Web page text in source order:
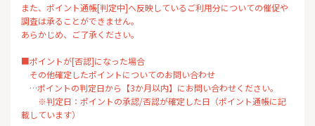
また、ポイント通帳[判定中]へ反映しているご利用分についての催促や
調査は承ることができません。
あらかじめ、ご了承ください。
■ポイントが[否認]になった場合
その他確定したポイントについてのお問い合わせ
…ポイントの判定日から【3か月以内】にお問い合わせください。
※判定日：ポイントの承認/否認が確定した日（ポイント通帳に記
載しています）